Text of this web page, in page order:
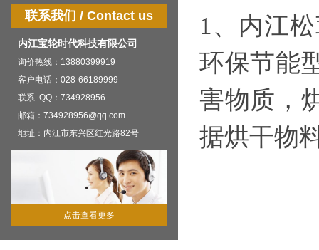
联系我们 / Contact us
内江宝轮时代科技有限公司
询价热线：13880399919
客户电话：028-66189999
联系 QQ：734928956
邮箱：734928956@qq.com
地址：内江市东兴区红光路82号
点击查看更多
1、内江
环保节能
害物质，
据烘干物